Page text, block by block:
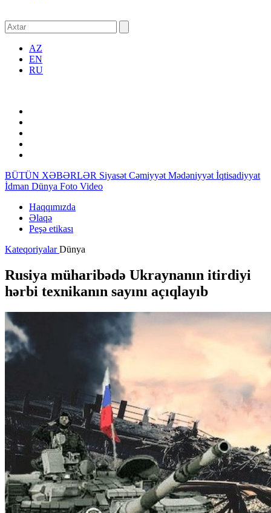
AZ
EN
RU
BÜTÜN XƏBƏRLƏR Siyasət Cəmiyyət Mədəniyyət İqtisadiyyat
İdman Dünya Foto Video
Haqqımızda
Əlaqə
Peşə etikası
KateqoriyalarDünya
Rusiya müharibədə Ukraynanın itirdiyi
hərbi texnikanın sayını açıqlayıb